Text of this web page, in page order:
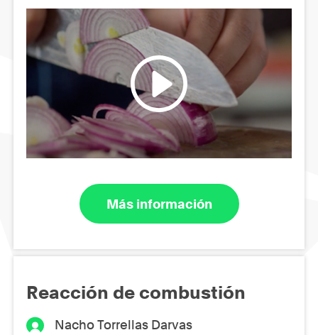
Más información
Reacción de combustión
Nacho Torrellas Darvas